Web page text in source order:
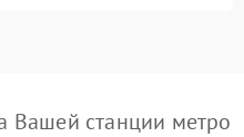
Вашей станции метро